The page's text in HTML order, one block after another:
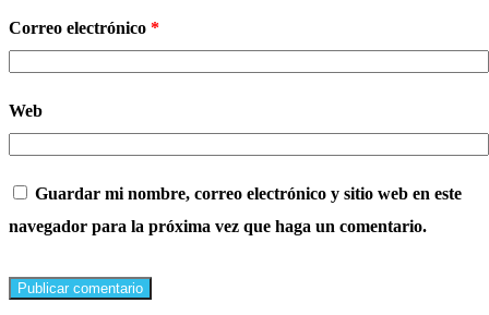
Correo electrónico *
Web
Guardar mi nombre, correo electrónico y sitio web en este
navegador para la próxima vez que haga un comentario.